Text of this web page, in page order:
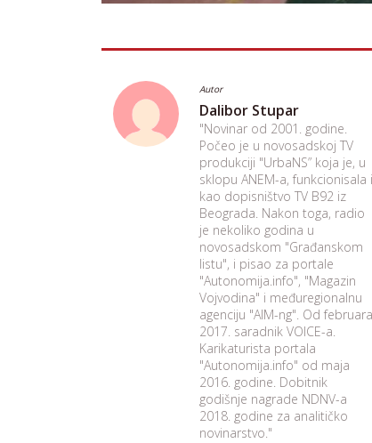
Autor
Dalibor Stupar
"Novinar od 2001. godine.
Počeo je u novosadskoj TV
produkciji "UrbaNS” koja je, u
sklopu ANEM-a, funkcionisala i
kao dopisništvo TV B92 iz
Beograda. Nakon toga, radio
je nekoliko godina u
novosadskom "Građanskom
listu", i pisao za portale
"Autonomija.info", "Magazin
Vojvodina" i međuregionalnu
agenciju "AIM-ng". Od februara
2017. saradnik VOICE-a.
Karikaturista portala
"Autonomija.info" od maja
2016. godine. Dobitnik
godišnje nagrade NDNV-a
2018. godine za analitičko
novinarstvo."